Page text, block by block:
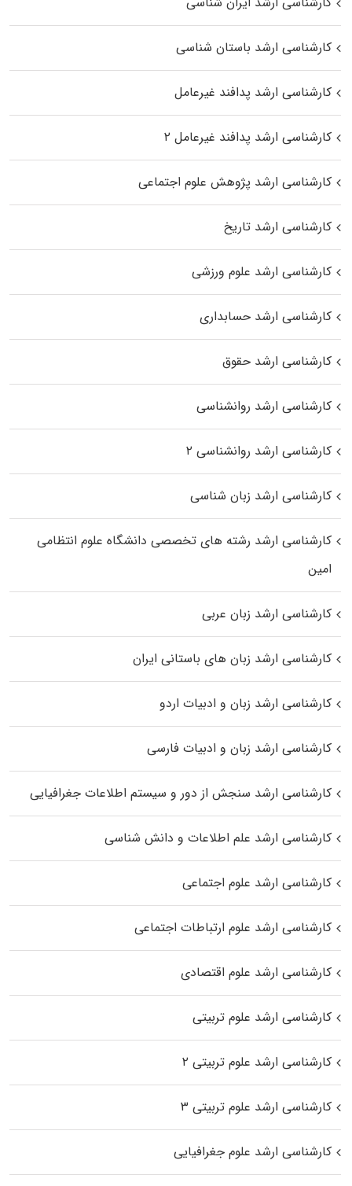
کارشناسی ارشد باستان شناسی
کارشناسی ارشد پدافند غیرعامل
کارشناسی ارشد پدافند غیرعامل ۲
کارشناسی ارشد پژوهش علوم اجتماعی
کارشناسی ارشد تاریخ
کارشناسی ارشد علوم ورزشی
کارشناسی ارشد حسابداری
کارشناسی ارشد حقوق
کارشناسی ارشد روانشناسی
کارشناسی ارشد روانشناسی ۲
کارشناسی ارشد زبان شناسی
کارشناسی ارشد رﺷﺘﻪ ﻫﺎی تخصصی داﻧﺸﮕﺎه ﻋﻠﻮم انتظامی
اﻣﻴﻦ
کارشناسی ارشد زبان عربی
کارشناسی ارشد زبان‌ های باستانی ایران
کارشناسی ارشد زبان و ادبیات اردو
کارشناسی ارشد زبان و ادبیات فارسی
کارشناسی ارشد سنجش از دور و سیستم اطلاعات جغرافیایی
کارشناسی ارشد علم اطلاعات و دانش شناسی
کارشناسی ارشد علوم اجتماعی
کارشناسی ارشد علوم ارتباطات اجتماعی
کارشناسی ارشد علوم اقتصادی
کارشناسی ارشد علوم تربیتی
کارشناسی ارشد علوم تربیتی ۲
کارشناسی ارشد علوم تربیتی ۳
کارشناسی ارشد علوم جغرافیایی